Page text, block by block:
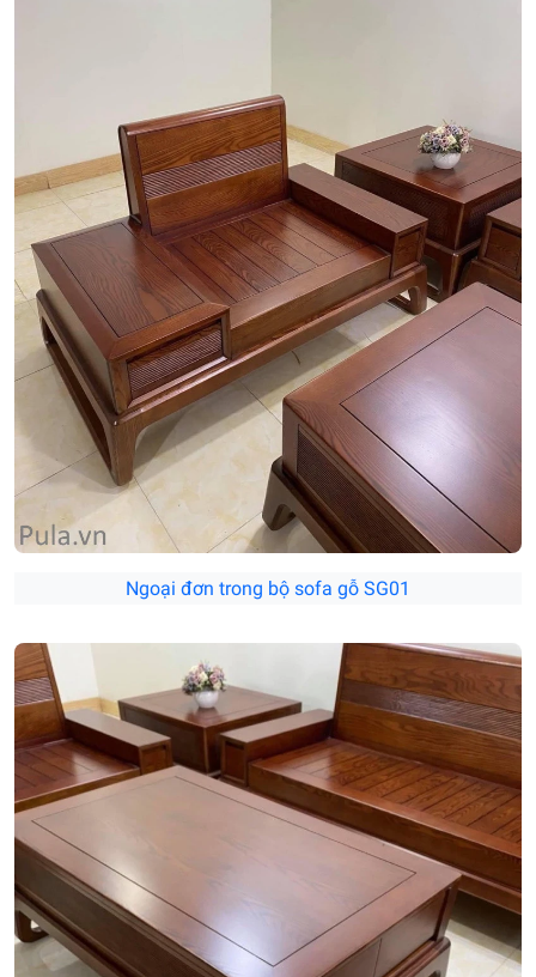
Ngoại đơn trong bộ sofa gỗ SG01